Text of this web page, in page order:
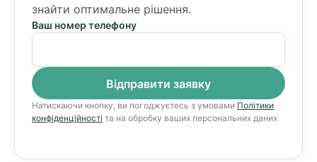
знайти оптимальне рішення.
Ваш номер телефону
Натискаючи кнопку, ви погоджуєтесь з умовами Політики
конфіденційності та на обробку ваших персональних даних